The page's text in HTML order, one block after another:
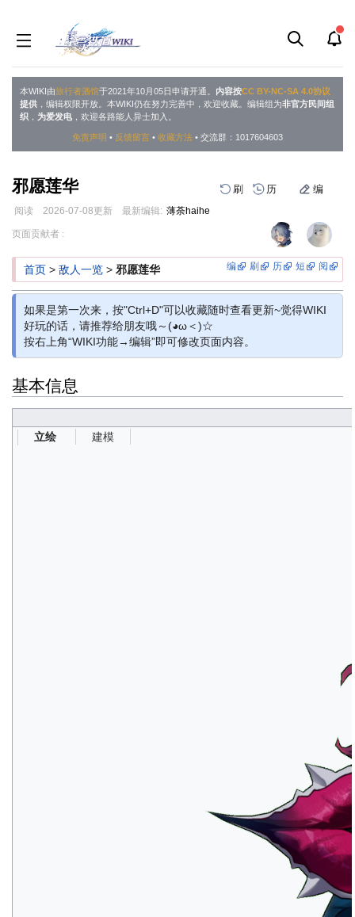
本WIKI由旅行者酒馆于2021年10月05日申请开通。 内容按CC BY-NC-SA 4.0协议
提供 ，编辑权限开放。本WIKI仍在努力完善中，欢迎收藏。编辑组为非官方民间组
织 ， 为爱发电，欢迎各路能人异士加入。
免责声明 • 反馈留言 • 收藏方法 • 交流群：1017604603
邪愿莲华 刷 历 编
阅读 2026-07-08更新 最新编辑: 薄荼haihe
跳
导
跳
搜
页面贡献者 :
编 刷 历 短 阅
首页 > 敌人一览 > 邪愿莲华
如果是第一次来，按"Ctrl+D"可以收藏随时查看更新~觉得WIKI
好玩的话，请推荐给朋友哦～(◕ω＜)☆
按右上角“WIKI功能→编辑”即可修改页面内容。
基本信息
立绘 建模